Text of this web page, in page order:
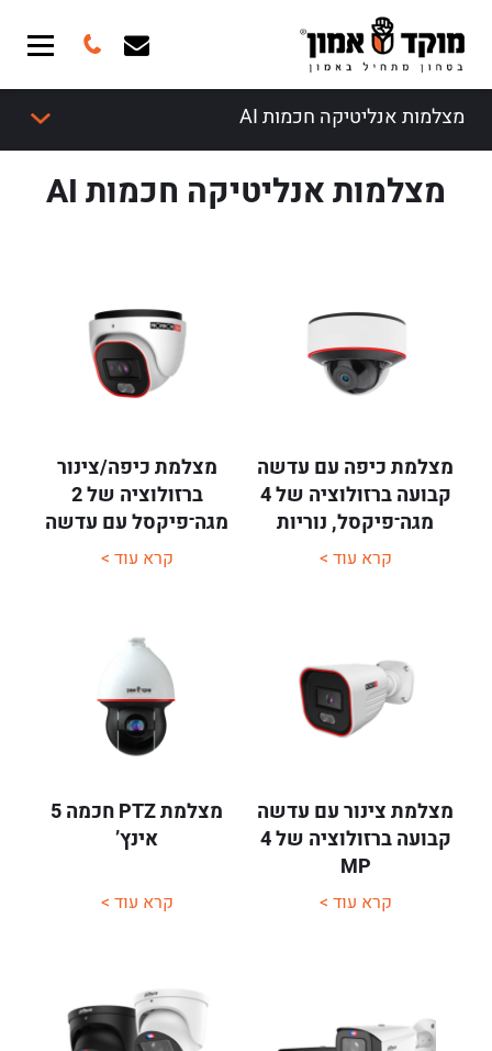
מצלמות אנליטיקה חכמות AI
מצלמות אנליטיקה חכמות AI
מצלמת כיפה עם עדשה
קבועה ברזולוציה של 4
מגה־פיקסל, נוריות
אינפרה־אדום
קרא עוד >
מצלמת כיפה/צינור
ברזולוציה של 2
מגה־פיקסל עם עדשה
קבועה
קרא עוד >
מצלמת צינור עם עדשה
קבועה ברזולוציה של 4
MP
קרא עוד >
מצלמת PTZ חכמה 5
אינץ’
קרא עוד >